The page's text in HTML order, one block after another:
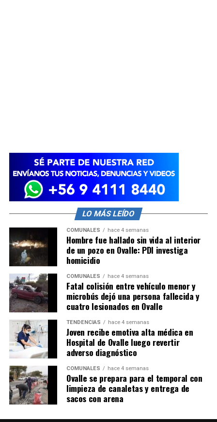
LO MÁS LEÍDO
COMUNALES hace 4 semanas
Hombre fue hallado sin vida al interior
de un pozo en Ovalle: PDI investiga
homicidio
COMUNALES hace 4 semanas
Fatal colisión entre vehículo menor y
microbús dejó una persona fallecida y
cuatro lesionados en Ovalle
TENDENCIAS hace 4 semanas
Joven recibe emotiva alta médica en
Hospital de Ovalle luego revertir
adverso diagnóstico
COMUNALES hace 4 semanas
Ovalle se prepara para el temporal con
limpieza de canaletas y entrega de
sacos con arena